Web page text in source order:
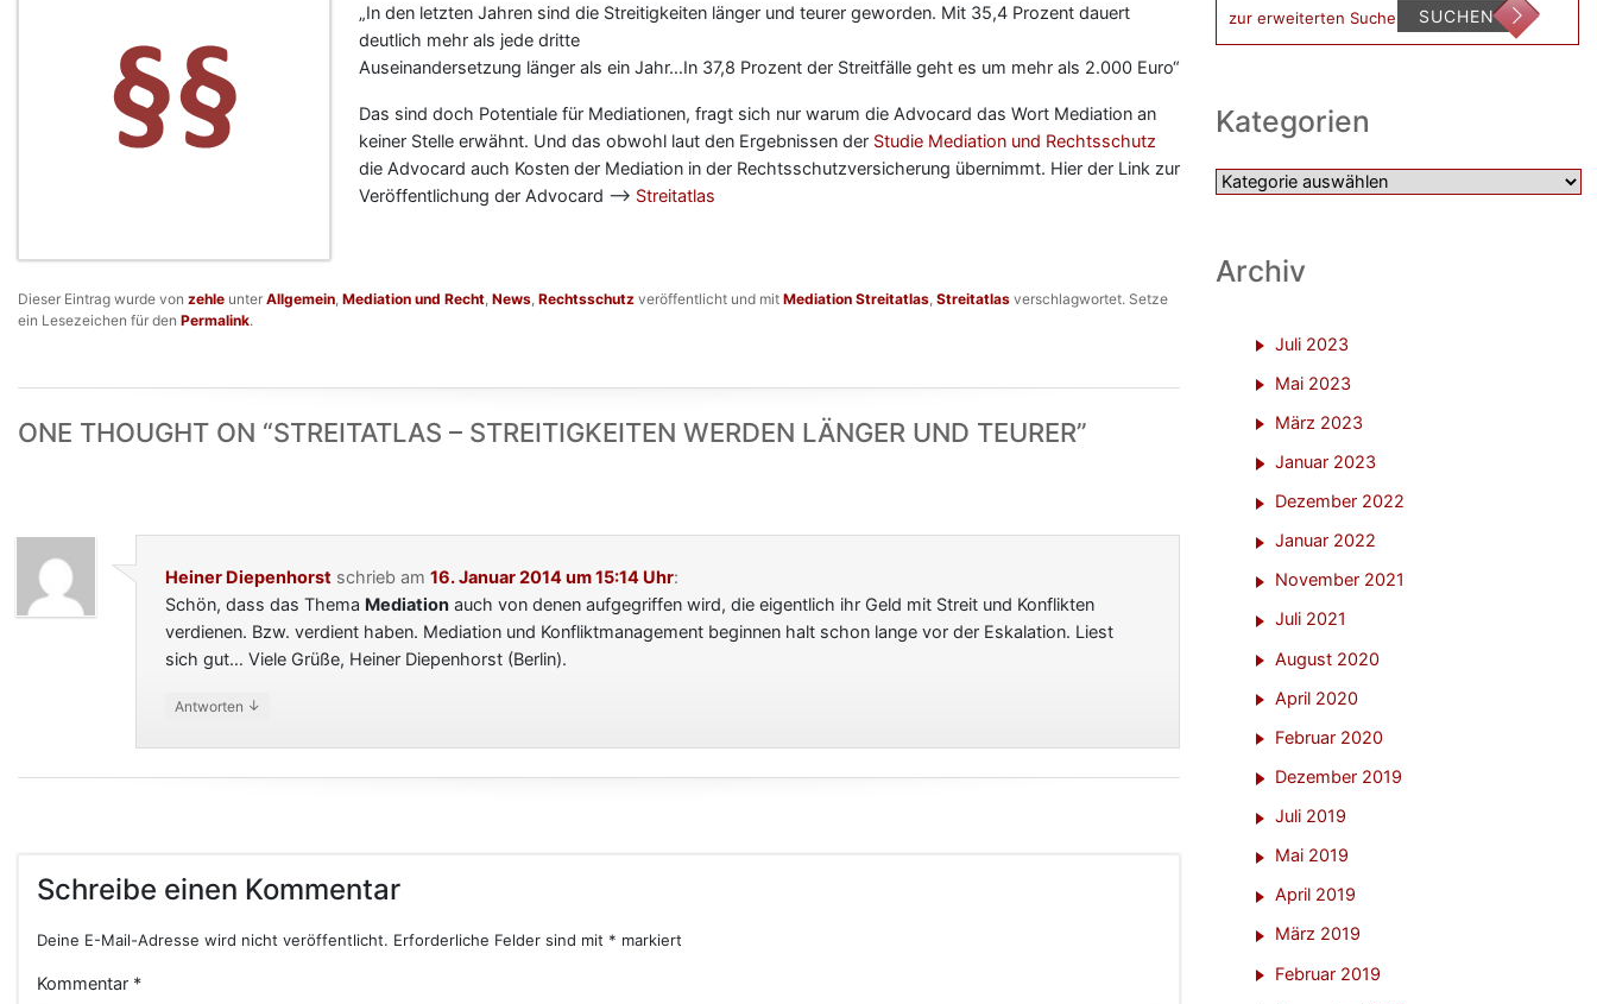
„In den letzten Jahren sind die Streitigkeiten länger und teurer geworden. Mit 35,4 Prozent dauert
deutlich mehr als jede dritte
Auseinandersetzung länger als ein Jahr…In 37,8 Prozent der Streitfälle geht es um mehr als 2.000 Euro“
Das sind doch Potentiale für Mediationen, fragt sich nur warum die Advocard das Wort Mediation an
keiner Stelle erwähnt. Und das obwohl laut den Ergebnissen der Studie Mediation und Rechtsschutz
die Advocard auch Kosten der Mediation in der Rechtsschutzversicherung übernimmt. Hier der Link zur
Veröffentlichung der Advocard —-> Streitatlas
Dieser Eintrag wurde von zehle unter Allgemein, Mediation und Recht, News, Rechtsschutz veröffentlicht und mit Mediation Streitatlas, Streitatlas verschlagwortet. Setze
ein Lesezeichen für den Permalink.
ONE THOUGHT ON “STREITATLAS – STREITIGKEITEN WERDEN LÄNGER UND TEURER”
Heiner Diepenhorst schriebam 16. Januar 2014 um 15:14 Uhr:
Schön, dass das Thema Mediationauch von denen aufgegriffen wird, die eigentlich ihr Geld mit Streit und Konflikten
verdienen. Bzw. verdient haben. Mediation und Konfliktmanagement beginnen halt schon lange vor der Eskalation. Liest
sich gut… Viele Grüße, Heiner Diepenhorst (Berlin).
Antworten ↓
Schreibe einen Kommentar
Deine E-Mail-Adresse wird nicht veröffentlicht. Erforderliche Felder sind mit * markiert
Kommentar *
zur erweiterten Suche SUCHEN
Kategorien
Kategorien
Archiv
Juli 2023
Mai 2023
März 2023
Januar 2023
Dezember 2022
Januar 2022
November 2021
Juli 2021
August 2020
April 2020
Februar 2020
Dezember 2019
Juli 2019
Mai 2019
April 2019
März 2019
Februar 2019